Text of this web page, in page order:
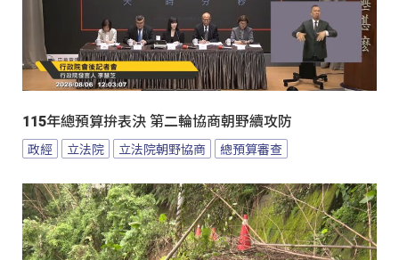
115年總預算拚表決 第二輪協商朝野續攻防
政經 立法院 立法院朝野協商 總預算審查